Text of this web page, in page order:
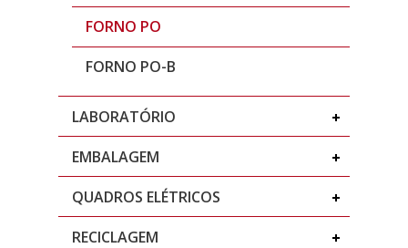
FORNO PO
FORNO PO-B
LABORATÓRIO
EMBALAGEM
QUADROS ELÉTRICOS
RECICLAGEM